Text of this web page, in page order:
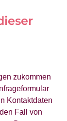
zukommen
Kontaktdaten
Fall von